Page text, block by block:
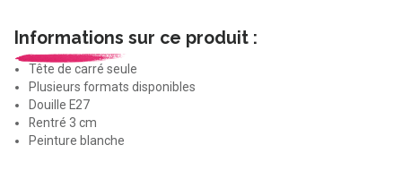
Informations sur ce produit :
Tête de carré seule
Plusieurs formats disponibles
Douille E27
Rentré 3 cm
Peinture blanche